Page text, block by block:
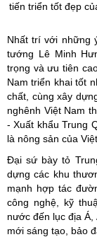
tiến triển tốt đẹp
Nhất trí với những
tướng Lê Minh
trọng và ưu tiên
Nam triển khai tốt
chất, cùng xây
nghênh Việt Nam
- Xuất khẩu Trung
là nông sản của
Đại sứ bày tỏ
dựng các khu
mạnh hợp tác
công nghệ, kỹ
nước đến lục địa
mới sáng tạo, bảo